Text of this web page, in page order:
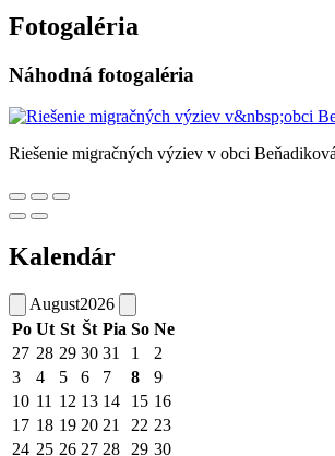
Fotogaléria
Náhodná fotogaléria
Riešenie migračných výziev v obci
Kalendár
August2026
Po Ut St Št Pia So Ne
27 28 29 30 31 1
2
3
4 5 6 7 8
9
10 11 12 13 14 15 16
17 18 19 20 21 22 23
24 25 26 27 28 29 30